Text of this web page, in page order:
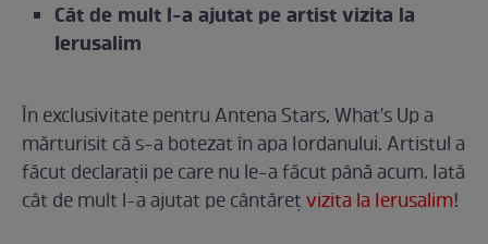
Cât de mult l-a ajutat pe artist vizita la
Ierusalim
În exclusivitate pentru Antena Stars, What's Up a
mărturisit că s-a botezat în apa Iordanului. Artistul a
făcut declarații pe care nu le-a făcut până acum. Iată
cât de mult l-a ajutat pe cântărețvizita la Ierusalim!